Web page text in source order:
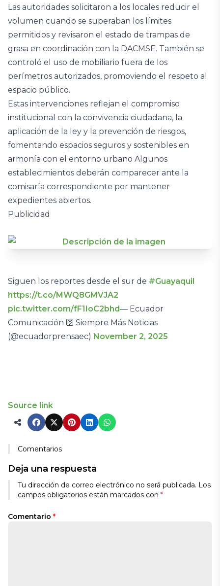
Las autoridades solicitaron a los locales reducir el
volumen cuando se superaban los límites
permitidos y revisaron el estado de trampas de
grasa en coordinación con la DACMSE. También se
controló el uso de mobiliario fuera de los
perímetros autorizados, promoviendo el respeto al
espacio público.‎‎
Estas intervenciones reflejan el compromiso
institucional con la convivencia ciudadana, la
aplicación de la ley y la prevención de riesgos,
fomentando espacios seguros y sostenibles en
armonía con el entorno urbano Algunos
establecimientos deberán comparecer ante la
comisaría correspondiente por mantener
expedientes abiertos.
Publicidad
Siguen los reportes desde el sur de #Guayaquil
https://t.co/MWQ8GMVJA2
pic.twitter.com/fF1IoC2bhd— Ecuador
Comunicación 🛜 Siempre Más Noticias
(@ecuadorprensaec) November 2, 2025
Source link
Comentarios
Deja una respuesta
Tu dirección de correo electrónico no será publicada. Los
campos obligatorios están marcados con *
Comentario *
Alternative: